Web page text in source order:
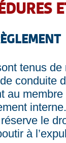
tenus
conduite
au
le
à